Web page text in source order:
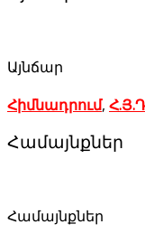
Այնճար
Հիմնադրում,
Համայնքներ
Համայնքներ